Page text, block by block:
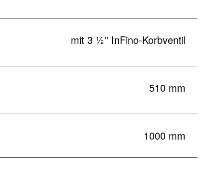
mit 3 ½'' InFino-Korbventil
510 mm
1000 mm